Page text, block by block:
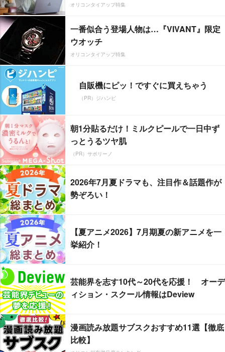
オリコンタイアップ特集
一番似合う登場人物は…『VIVANT』限定
ウオッチ
オリコンタイアップ特集
自販機にピッ！ですぐに買えちゃう
（PR）ジハンピ
朝1分貼るだけ！ミルクピールで一日中ず
っとうるツヤ肌
（PR）サボリーノ
2026年7月夏ドラマも、注目作＆話題作が
勢ぞろい！
【夏アニメ2026】7月期夏の新アニメを一
挙紹介！
芸能界を志す10代～20代を応援！ オーデ
ィション・スクール情報はDeview
漫画読み放題サブスクおすすめ11選【徹底
比較】